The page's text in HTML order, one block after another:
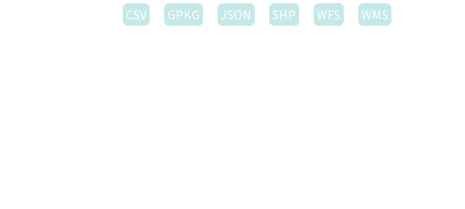
CSV
GPKG JSON SHP WFS WMS